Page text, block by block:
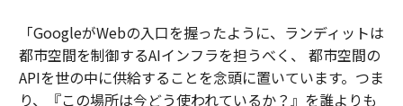
「GoogleがWebの入口を握ったように、ランディットは
都市空間を制御するAIインフラを担うべく、 都市空間の
APIを世の中に供給することを念頭に置いています。つま
り、『この場所は今どう使われているか？』を誰よりも